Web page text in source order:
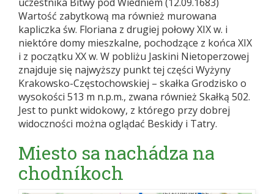
Wartość zabytkową ma również murowana
kapliczka św. Floriana z drugiej połowy XIX w. i
niektóre domy mieszkalne, pochodzące z końca XIX
i z początku XX w. W pobliżu Jaskini Nietoperzowej
znajduje się najwyższy punkt tej części Wyżyny
Krakowsko-Częstochowskiej – skałka Grodzisko o
wysokości 513 m n.p.m., zwana również Skałką 502.
Jest to punkt widokowy, z którego przy dobrej
widoczności można oglądać Beskidy i Tatry.
Miesto sa nachádza na
chodníkoch